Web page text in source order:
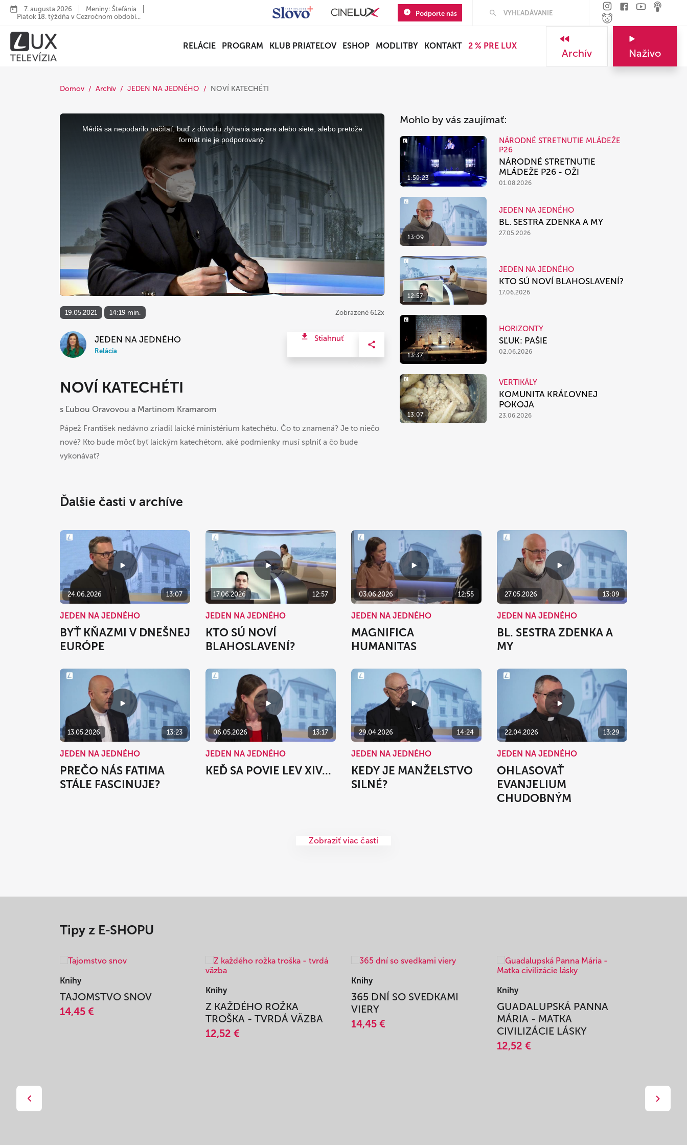
7. augusta 2026
Meniny: Štefánia
Piatok 18. týždňa v Cezročnom období...
Podporte nás
RELÁCIE PROGRAM KLUB PRIATEĽOV ESHOP MODLITBY KONTAKT 2 % PRE LUX
Archív Naživo
Domov Archív JEDEN NA JEDNÉHO NOVÍ KATECHÉTI
This
Médiá sa nepodarilo načítať, buď z dôvodu zlyhania servera alebo siete, alebo pretože
formát nie je podporovaný.
19.05.2021 14:19 min. Zobrazené 612x
JEDEN NA JEDNÉHO
Relácia
Stiahnuť
NOVÍ KATECHÉTI
s Ľubou Oravovou a Martinom Kramarom
Pápež František nedávno zriadil laické ministérium katechétu. Čo to znamená? Je to niečo
nové? Kto bude môcť byť laickým katechétom, aké podmienky musí splniť a čo bude
vykonávať?
Mohlo by vás zaujímať:
1:59:23
NÁRODNÉ STRETNUTIE MLÁDEŽE
P26
NÁRODNÉ STRETNUTIE
MLÁDEŽE P26 - OŽI
01.08.2026
13:09
JEDEN NA JEDNÉHO
BL. SESTRA ZDENKA A MY
27.05.2026
12:57
JEDEN NA JEDNÉHO
KTO SÚ NOVÍ BLAHOSLAVENÍ?
17.06.2026
13:37
HORIZONTY
SĽUK: PAŠIE
02.06.2026
13:07
VERTIKÁLY
KOMUNITA KRÁĽOVNEJ
POKOJA
23.06.2026
Ďalšie časti v archíve
24.06.2026 13:07
JEDEN NA JEDNÉHO
BYŤ KŇAZMI V DNEŠNEJ
EURÓPE
17.06.2026 12:57
JEDEN NA JEDNÉHO
KTO SÚ NOVÍ
BLAHOSLAVENÍ?
03.06.2026 12:55
JEDEN NA JEDNÉHO
MAGNIFICA
HUMANITAS
27.05.2026 13:09
JEDEN NA JEDNÉHO
BL. SESTRA ZDENKA A
MY
13.05.2026 13:23
JEDEN NA JEDNÉHO
PREČO NÁS FATIMA
STÁLE FASCINUJE?
06.05.2026 13:17
JEDEN NA JEDNÉHO
KEĎ SA POVIE LEV XIV...
29.04.2026 14:24
JEDEN NA JEDNÉHO
KEDY JE MANŽELSTVO
SILNÉ?
22.04.2026 13:29
JEDEN NA JEDNÉHO
OHLASOVAŤ
EVANJELIUM
CHUDOBNÝM
Zobraziť viac častí
Tipy z E-SHOPU
Knihy
TAJOMSTVO SNOV
14,45 €
Knihy
Z KAŽDÉHO ROŽKA
TROŠKA - TVRDÁ VÄZBA
12,52 €
Knihy
365 DNÍ SO SVEDKAMI
VIERY
14,45 €
Knihy
GUADALUPSKÁ PANNA
MÁRIA - MATKA
CIVILIZÁCIE LÁSKY
12,52 €